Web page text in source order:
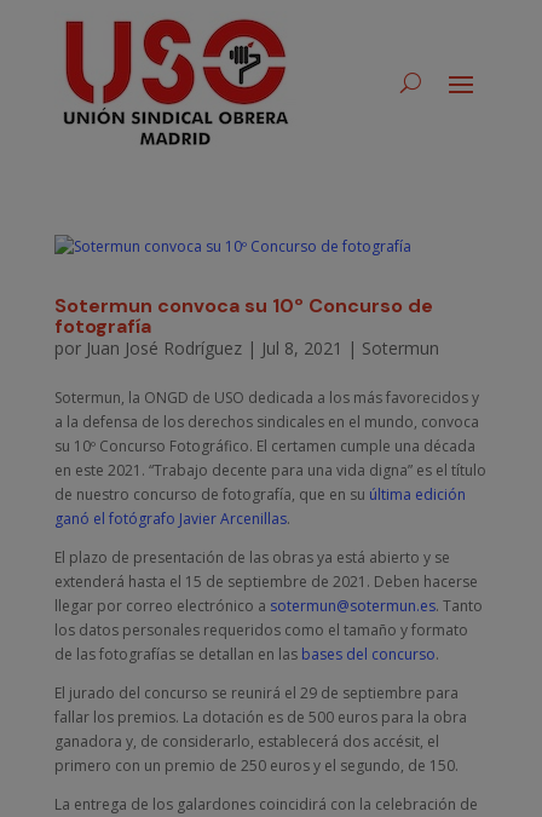
Sotermun convoca su 10º Concurso de
fotografía
por Juan José Rodríguez| Jul 8, 2021 | Sotermun
Sotermun, la ONGD de USO dedicada a los más favorecidos y
a la defensa de los derechos sindicales en el mundo, convoca
su 10º Concurso Fotográfico. El certamen cumple una década
en este 2021. “Trabajo decente para una vida digna” es el título
de nuestro concurso de fotografía, que en su última edición
ganó el fotógrafo Javier Arcenillas.
El plazo de presentación de las obras ya está abierto y se
extenderá hasta el 15 de septiembre de 2021. Deben hacerse
llegar por correo electrónico a sotermun@sotermun.es. Tanto
los datos personales requeridos como el tamaño y formato
de las fotografías se detallan en las bases del concurso.
El jurado del concurso se reunirá el 29 de septiembre para
fallar los premios. La dotación es de 500 euros para la obra
ganadora y, de considerarlo, establecerá dos accésit, el
primero con un premio de 250 euros y el segundo, de 150.
La entrega de los galardones coincidirá con la celebración de